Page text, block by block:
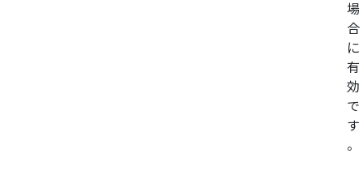
場
合
に
有
効
で
す
。